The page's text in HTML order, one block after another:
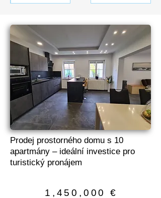
Prodej prostorného domu s 10
apartmány – ideální investice pro
turistický pronájem
1,450,000 €